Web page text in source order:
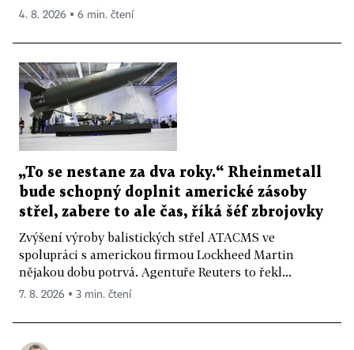
4. 8. 2026 ▪ 6 min. čtení
„To se nestane za dva roky.“ Rheinmetall
bude schopný doplnit americké zásoby
střel, zabere to ale čas, říká šéf zbrojovky
Zvýšení výroby balistických střel ATACMS ve
spolupráci s americkou firmou Lockheed Martin
nějakou dobu potrvá. Agentuře Reuters to řekl...
7. 8. 2026 ▪ 3 min. čtení